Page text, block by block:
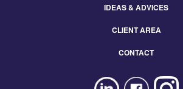
IDEAS & ADVICES
CLIENT AREA
CONTACT